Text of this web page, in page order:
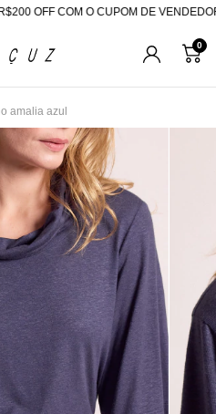
OFF COM O CUPOM DE VENDEDORA
0
amalia azul